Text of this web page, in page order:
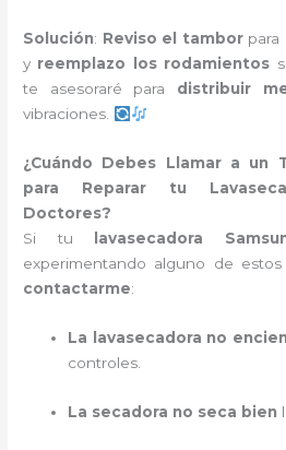
Solución: Reviso el tamborpara
y reemplazo los rodamientos
te asesoraré para distribuir
vibraciones.
¿Cuándo Debes Llamar a un
para Reparar tu
Doctores?
Si tu
lavasecadora
experimentando alguno de
contactarme:
La lavasecadora no
controles.
La secadora no seca bien